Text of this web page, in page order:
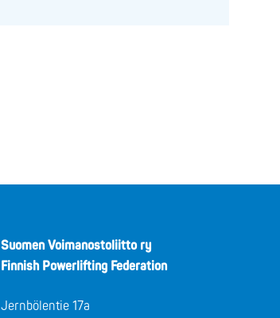
Suomen Voimanostoliitto ry
Finnish Powerlifting Federation
Jernbölentie 17a